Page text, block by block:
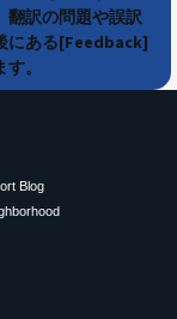
翻訳の問題や誤訳
にある[Feedback]
。
Blog